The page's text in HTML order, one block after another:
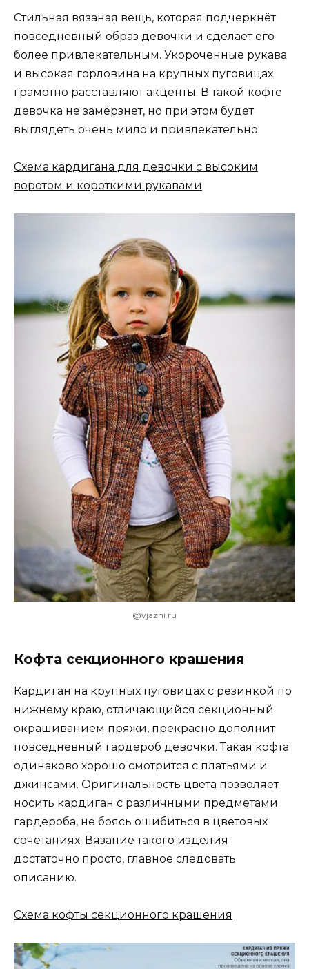
Стильная вязаная вещь, которая подчеркнёт
повседневный образ девочки и сделает его
более привлекательным. Укороченные рукава
и высокая горловина на крупных пуговицах
грамотно расставляют акценты. В такой кофте
девочка не замёрзнет, но при этом будет
выглядеть очень мило и привлекательно.
Схема кардигана для девочки с высоким
воротом и короткими рукавами
@vjazhi.ru
Кофта секционного крашения
Кардиган на крупных пуговицах с резинкой по
нижнему краю, отличающийся секционный
окрашиванием пряжи, прекрасно дополнит
повседневный гардероб девочки. Такая кофта
одинаково хорошо смотрится с платьями и
джинсами. Оригинальность цвета позволяет
носить кардиган с различными предметами
гардероба, не боясь ошибиться в цветовых
сочетаниях. Вязание такого изделия
достаточно просто, главное следовать
описанию.
Схема кофты секционного крашения